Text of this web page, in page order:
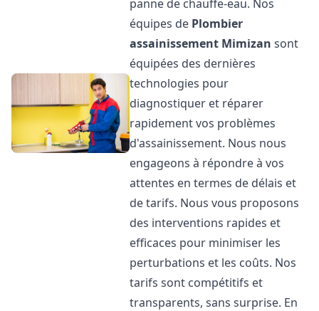
panne de chauffe-eau. Nos
équipes de Plombier
assainissement Mimizan sont
équipées des dernières
technologies pour
diagnostiquer et réparer
rapidement vos problèmes
d'assainissement. Nous nous
engageons à répondre à vos
attentes en termes de délais et
de tarifs. Nous vous proposons
des interventions rapides et
efficaces pour minimiser les
perturbations et les coûts. Nos
tarifs sont compétitifs et
transparents, sans surprise. En